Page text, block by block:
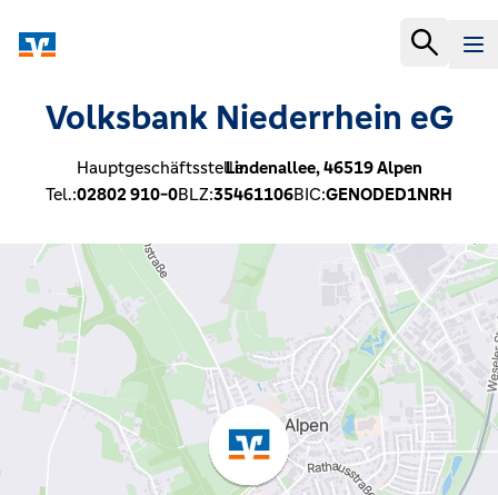
Volksbank Niederrhein eG
Hauptgeschäftsstelle:Lindenallee,46519Alpen
Tel.:02802 910-0BLZ:35461106BIC:GENODED1NRH